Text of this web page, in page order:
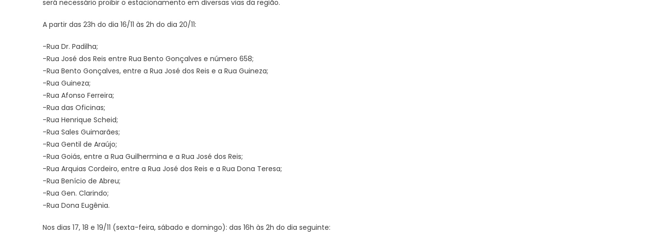
será necessário proibir o estacionamento em diversas vias da região.
A partir das 23h do dia 16/11 às 2h do dia 20/11:
-Rua Dr. Padilha;
-Rua José dos Reis entre Rua Bento Gonçalves e número 658;
-Rua Bento Gonçalves, entre a Rua José dos Reis e a Rua Guineza;
-Rua Guineza;
-Rua Afonso Ferreira;
-Rua das Oficinas;
-Rua Henrique Scheid;
-Rua Sales Guimarães;
-Rua Gentil de Araújo;
-Rua Goiás, entre a Rua Guilhermina e a Rua José dos Reis;
-Rua Arquias Cordeiro, entre a Rua José dos Reis e a Rua Dona Teresa;
-Rua Benício de Abreu;
-Rua Gen. Clarindo;
-Rua Dona Eugênia.
Nos dias 17, 18 e 19/11 (sexta-feira, sábado e domingo): das 16h às 2h do dia seguinte: